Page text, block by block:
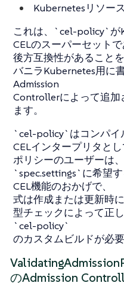
Kubernetesリソー
これは、`cel-policy`が
CELのスーパーセットで
後方互換性があることを
バニラKubernetes用に
Admission
Controllerによって追加
ます。
`cel-policy`はコンパイ
CELインタープリタとし
ポリシーのユーザーは
`spec.settings`に希望す
CEL機能のおかげで、
式は作成または更新時
型チェックによって正
`cel-policy`
のカスタムビルドが必
のAdmission